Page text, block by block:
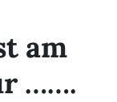
am
…….